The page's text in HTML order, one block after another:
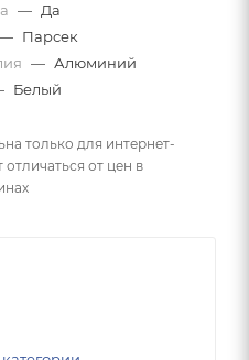
— Да
— Парсек
— Алюминий
Белый
только для интернет-
от цен в